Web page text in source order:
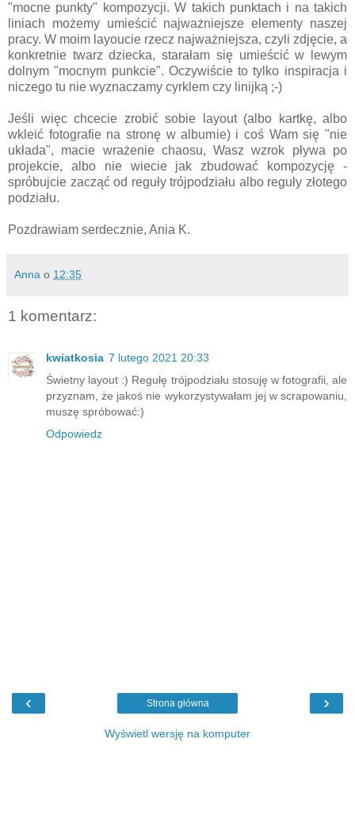
"mocne punkty" kompozycji. W takich punktach i na takich
liniach możemy umieścić najważniejsze elementy naszej
pracy. W moim layoucie rzecz najważniejsza, czyli zdjęcie, a
konkretnie twarz dziecka, starałam się umieścić w lewym
dolnym "mocnym punkcie". Oczywiście to tylko inspiracja i
niczego tu nie wyznaczamy cyrklem czy linijką ;-)
Jeśli więc chcecie zrobić sobie layout (albo kartkę, albo
wkleić fotografie na stronę w albumie) i coś Wam się "nie
układa", macie wrażenie chaosu, Wasz wzrok pływa po
projekcie, albo nie wiecie jak zbudować kompozycję -
spróbujcie zacząć od reguły trójpodziału albo reguły złotego
podziału.
Pozdrawiam serdecznie, Ania K.
Anna o 12:35
1 komentarz:
kwiatkosia 7 lutego 2021 20:33
Świetny layout :) Regułę trójpodziału stosuję w fotografii, ale
przyznam, że jakoś nie wykorzystywałam jej w scrapowaniu,
muszę spróbować:)
Odpowiedz
‹ ›
Strona główna
Wyświetl wersję na komputer